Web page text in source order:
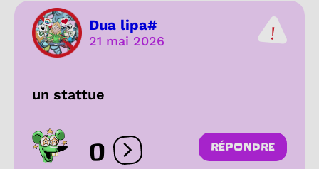
Dua lipa#
21 mai 2026
un stattue
0 Ouvrir les réactions
RÉPONDRE